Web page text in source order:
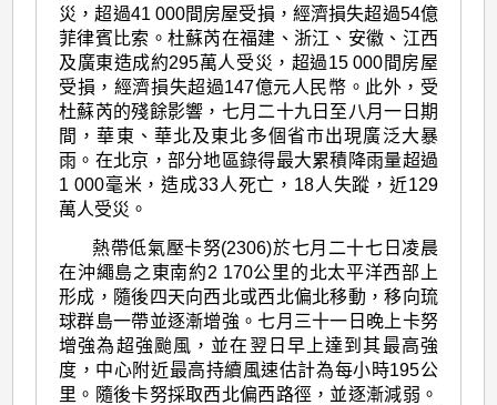
災，超過41 000間房屋受損，經濟損失超過54億
菲律賓比索。杜蘇芮在福建、浙江、安徽、江西
及廣東造成約295萬人受災，超過15 000間房屋
受損，經濟損失超過147億元人民幣。此外，受
杜蘇芮的殘餘影響，七月二十九日至八月一日期
間，華東、華北及東北多個省市出現廣泛大暴
雨。在北京，部分地區錄得最大累積降雨量超過
1 000毫米，造成33人死亡，18人失蹤，近129
萬人受災。
熱帶低氣壓卡努(2306)於七月二十七日凌晨
在沖繩島之東南約2 170公里的北太平洋西部上
形成，隨後四天向西北或西北偏北移動，移向琉
球群島一帶並逐漸增強。七月三十一日晚上卡努
增強為超強颱風，並在翌日早上達到其最高強
度，中心附近最高持續風速估計為每小時195公
里。隨後卡努採取西北偏西路徑，並逐漸減弱。